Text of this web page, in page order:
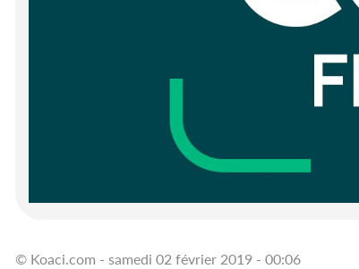
© Koaci.com - samedi 02 février 2019 - 00:06